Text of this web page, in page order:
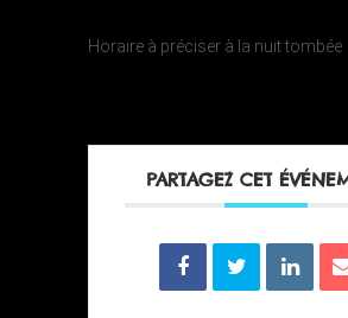
Horaire à préciser à la nuit tombée
PARTAGEZ CET